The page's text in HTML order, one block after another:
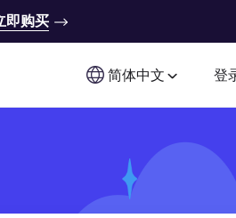
即购买
简体中文 登